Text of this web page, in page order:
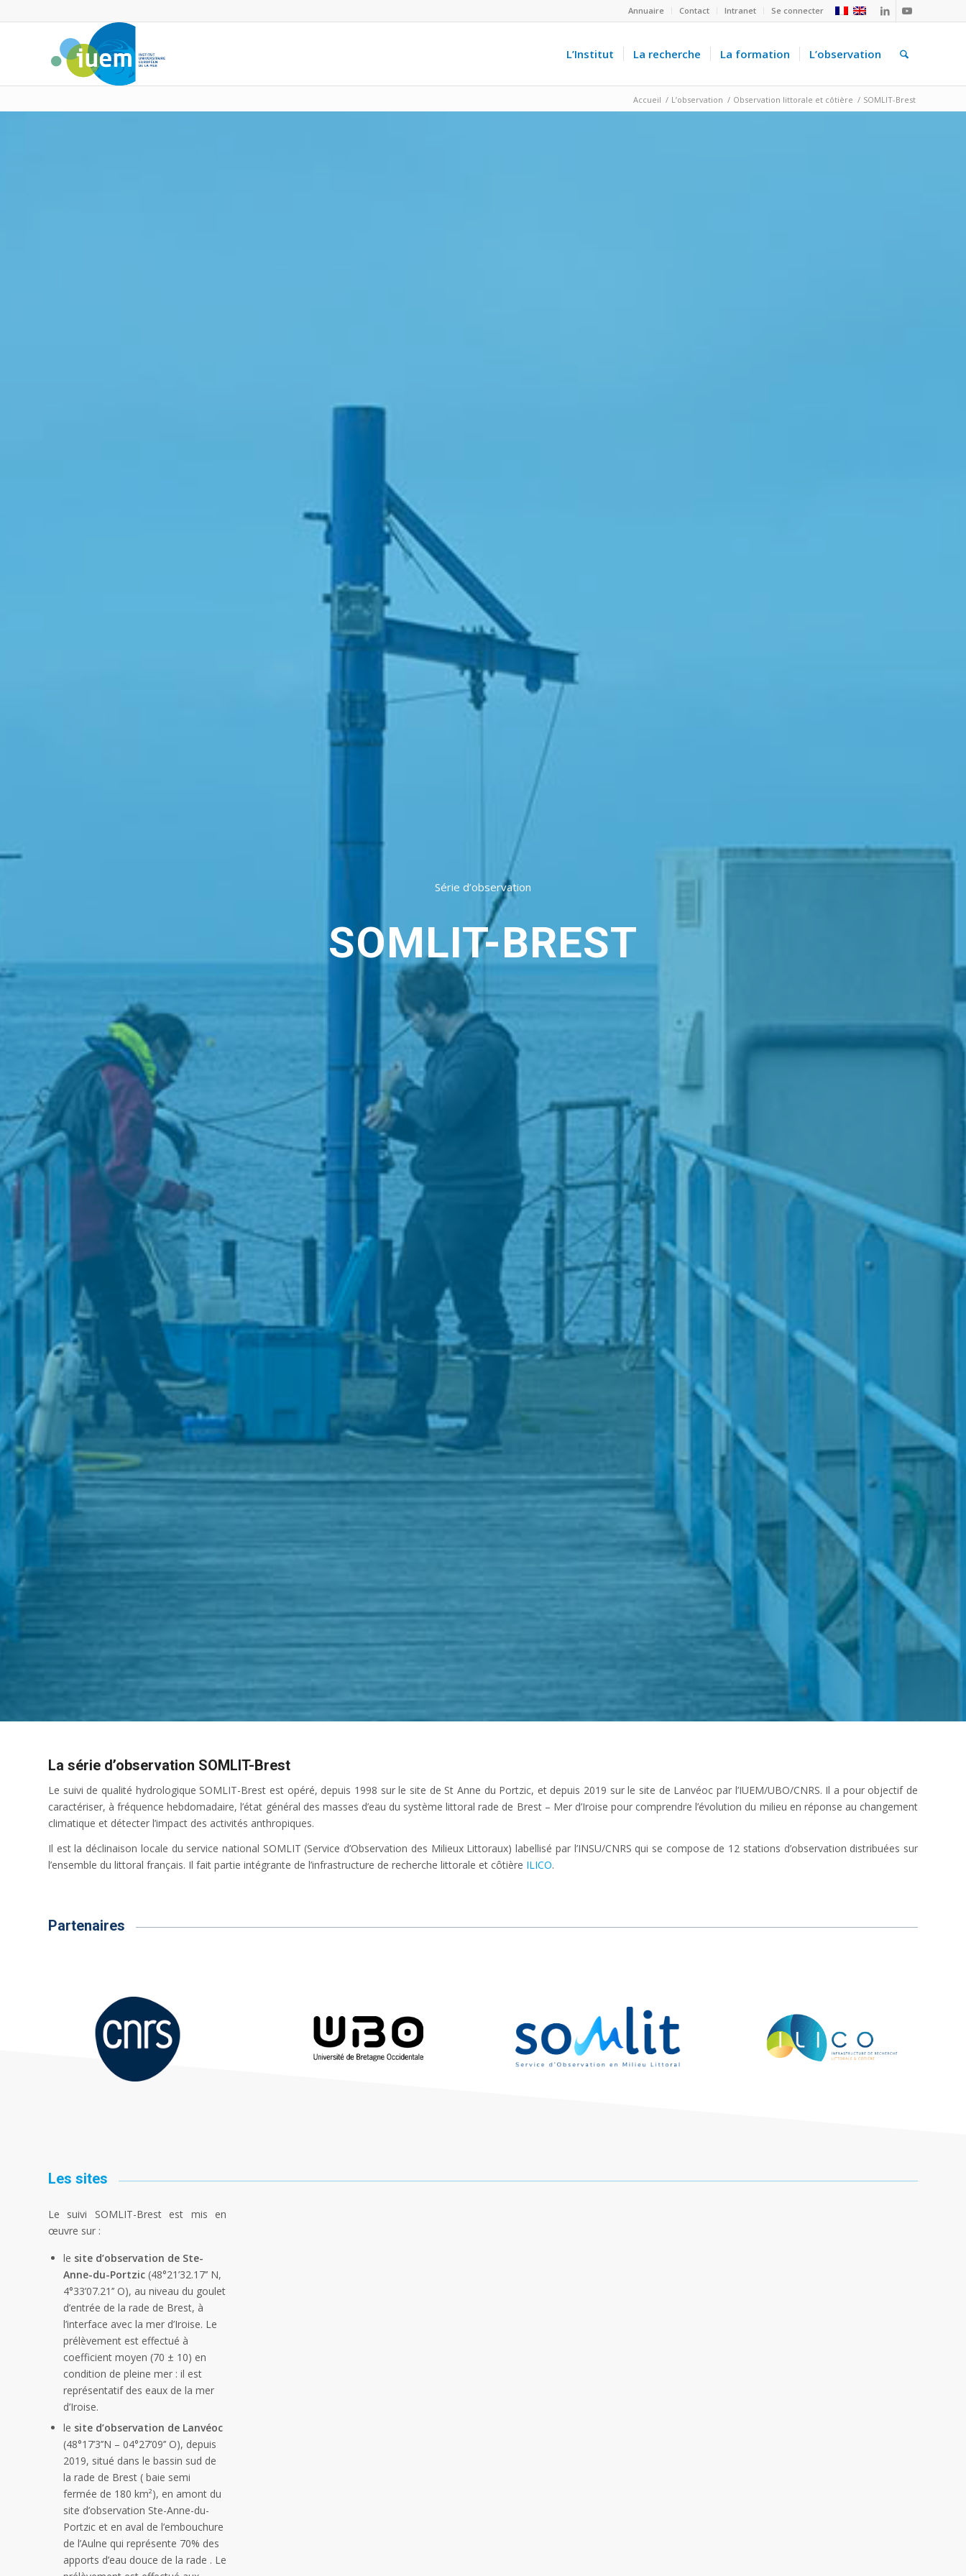
Annuaire Contact Intranet Se connecter
L’Institut La recherche La formation L’observation
Accueil / L’observation / Observation littorale et côtière / SOMLIT-Brest
Série d’observation
SOMLIT-BREST
La série d’observation SOMLIT-Brest
Le suivi de qualité hydrologique SOMLIT-Brest est opéré, depuis 1998 sur le site de St Anne du Portzic, et depuis 2019 sur le site de Lanvéoc par l’IUEM/UBO/CNRS. Il a pour objectif de
caractériser, à fréquence hebdomadaire, l’état général des masses d’eau du système littoral rade de Brest – Mer d’Iroise pour comprendre l’évolution du milieu en réponse au changement
climatique et détecter l’impact des activités anthropiques.
Il est la déclinaison locale du service national SOMLIT (Service d’Observation des Milieux Littoraux) labellisé par l’INSU/CNRS qui se compose de 12 stations d’observation distribuées sur
l’ensemble du littoral français. Il fait partie intégrante de l’infrastructure de recherche littorale et côtière ILICO.
Partenaires
Les sites
Le suivi SOMLIT-Brest est mis en
œuvre sur :
le site d’observation de Ste-
Anne-du-Portzic (48°21’32.17’’ N,
4°33’07.21’’ O), au niveau du goulet
d’entrée de la rade de Brest, à
l’interface avec la mer d’Iroise. Le
prélèvement est effectué à
coefficient moyen (70 ± 10) en
condition de pleine mer : il est
représentatif des eaux de la mer
d’Iroise.
le site d’observation de Lanvéoc
(48°17’3’’N – 04°27’09’’ O), depuis
2019, situé dans le bassin sud de
la rade de Brest ( baie semi
fermée de 180 km²), en amont du
site d’observation Ste-Anne-du-
Portzic et en aval de l’embouchure
de l’Aulne qui représente 70% des
apports d’eau douce de la rade . Le